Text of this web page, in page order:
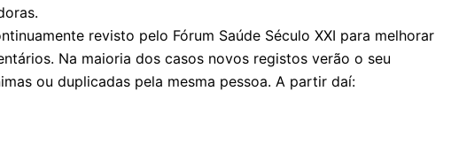
revisto pelo Fórum Saúde Século XXI para melhorar
Na maioria dos casos novos registos verão o seu
ou duplicadas pela mesma pessoa. A partir daí: